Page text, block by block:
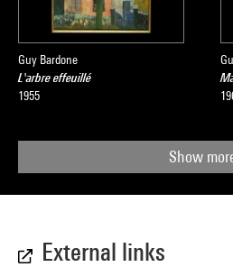
Guy Bardone
L'arbre effeuillé
1955
Show
External links